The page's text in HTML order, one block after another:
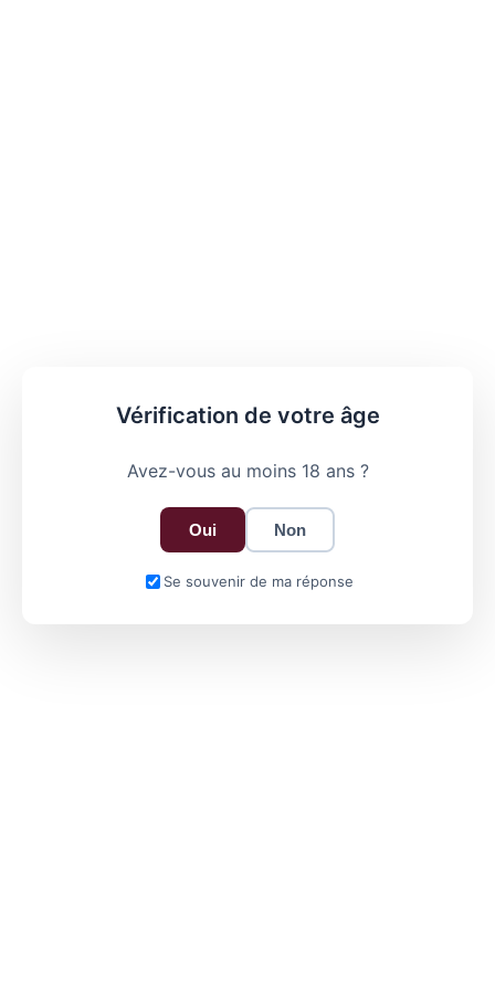
Vérification de votre âge
Avez-vous au moins 18 ans ?
Oui Non
Se souvenir de ma réponse